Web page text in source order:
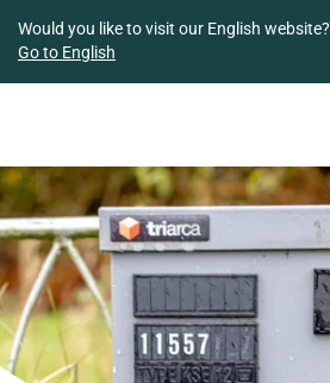
Would you like to visit our English website?
Go to English